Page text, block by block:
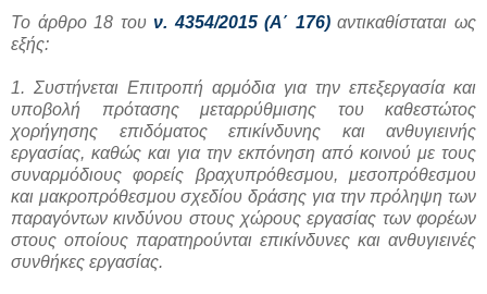
Το άρθρο 18 τουν. 4354/2015 (Α΄ 176)αντικαθίσταται ως
εξής:
1. Συστήνεται Επιτροπή αρμόδια για την επεξεργασία και
υποβολή πρότασης μεταρρύθμισης του καθεστώτος
χορήγησης επιδόματος επικίνδυνης και ανθυγιεινής
εργασίας, καθώς και για την εκπόνηση από κοινού με τους
συναρμόδιους φορείς βραχυπρόθεσμου, μεσοπρόθεσμου
και μακροπρόθεσμου σχεδίου δράσης για την πρόληψη των
παραγόντων κινδύνου στους χώρους εργασίας των φορέων
στους οποίους παρατηρούνται επικίνδυνες και ανθυγιεινές
συνθήκες εργασίας.